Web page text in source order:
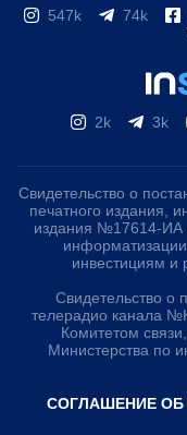
547k 74k
2k 3k
Свидетельство о
печатного издания,
издания №17614-ИА
инвестициям и
Свидетельство о
телерадио канала
Комитетом
Министерства по
СОГЛАШЕНИЕ